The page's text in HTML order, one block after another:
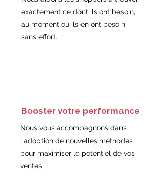
exactement ce dont ils ont besoin,
au moment où ils en ont besoin,
sans effort.
Booster votre performance
Nous vous accompagnons dans
l'adoption de nouvelles méthodes
pour maximiser le potentiel de vos
ventes.